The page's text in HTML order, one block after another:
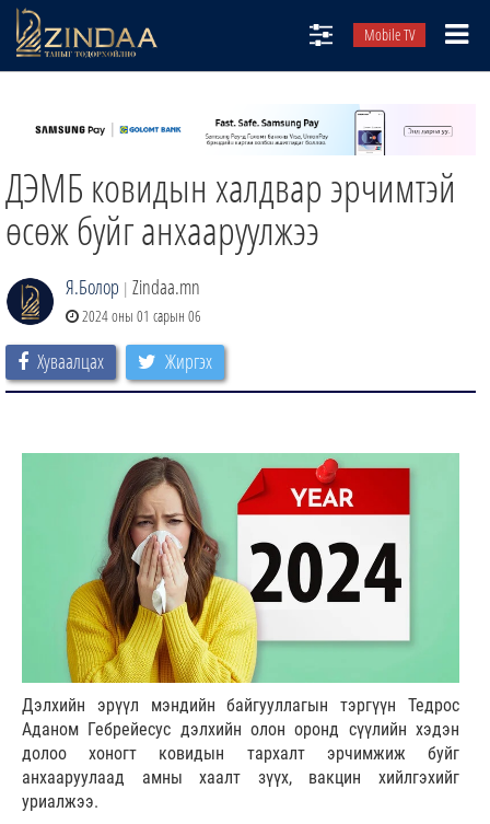
Mobile TV
ТВ8
ӨГЛӨӨНИЙ СОНИН
АУДИО ЗОХИОЛ
ЗИНДАА СЭТГҮҮЛ
ДЭМБ ковидын халдвар эрчимтэй
өсөж буйг анхааруулжээ
Я.Болор | Zindaa.mn
2024 оны 01 сарын 06
Хуваалцах Жиргэх
Дэлхийн эрүүл мэндийн байгууллагын тэргүүн Тедрос
Аданом Гебрейесус дэлхийн олон оронд сүүлийн хэдэн
долоо хоногт ковидын тархалт эрчимжиж буйг
анхааруулаад амны хаалт зүүх, вакцин хийлгэхийг
уриалжээ.